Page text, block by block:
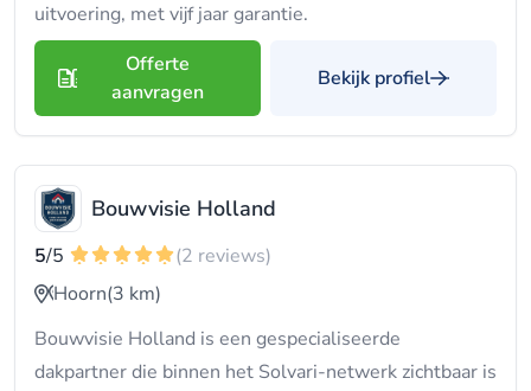
uitvoering, met vijf jaar garantie.
Offerte
aanvragen
Bekijk profiel
Bouwvisie Holland
5/5
(2 reviews)
Hoorn(3 km)
Bouwvisie Holland is een gespecialiseerde
dakpartner die binnen het Solvari-netwerk zichtbaar is